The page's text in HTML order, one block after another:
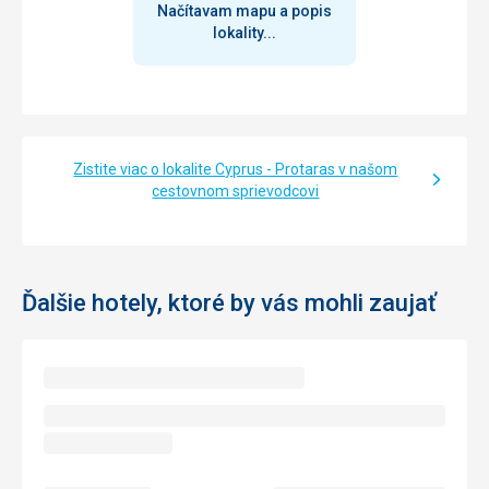
Načítavam mapu a popis
lokality...
Zistite viac o lokalite Cyprus - Protaras v našom
cestovnom sprievodcovi
Ďalšie hotely, ktoré by vás mohli zaujať